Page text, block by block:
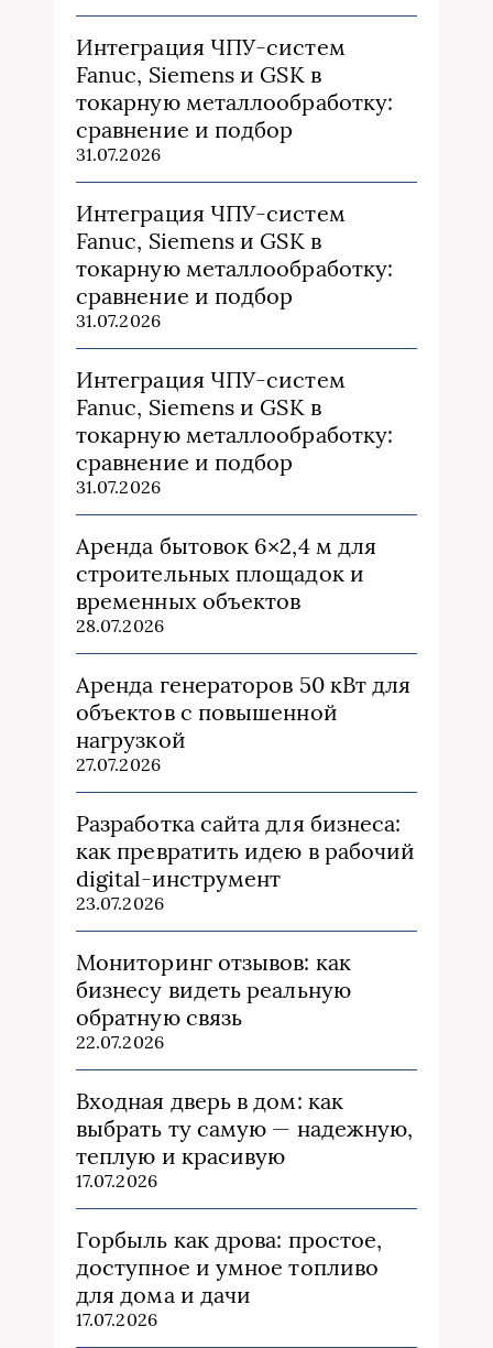
Интеграция ЧПУ-систем
Fanuc, Siemens и GSK в
токарную металлообработку:
сравнение и подбор
31.07.2026
Интеграция ЧПУ-систем
Fanuc, Siemens и GSK в
токарную металлообработку:
сравнение и подбор
31.07.2026
Интеграция ЧПУ-систем
Fanuc, Siemens и GSK в
токарную металлообработку:
сравнение и подбор
31.07.2026
Аренда бытовок 6×2,4 м для
строительных площадок и
временных объектов
28.07.2026
Аренда генераторов 50 кВт для
объектов с повышенной
нагрузкой
27.07.2026
Разработка сайта для бизнеса:
как превратить идею в рабочий
digital-инструмент
23.07.2026
Мониторинг отзывов: как
бизнесу видеть реальную
обратную связь
22.07.2026
Входная дверь в дом: как
выбрать ту самую — надежную,
теплую и красивую
17.07.2026
Горбыль как дрова: простое,
доступное и умное топливо
для дома и дачи
17.07.2026